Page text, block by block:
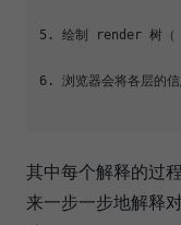
5. 绘制 render 树（
6. 浏览器会将各层的
其中每个解释的过
来一步一步地解释